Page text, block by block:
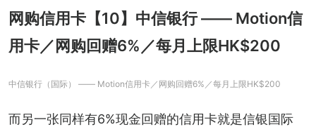
网购信用卡【10】中信银行 —— Motion信
用卡／网购回赠6%／每月上限HK$200
中信银行（国际） —— Motion信用卡／网购回赠6%／每月上限HK$200
而另一张同样有6%现金回赠的信用卡就是信银国际